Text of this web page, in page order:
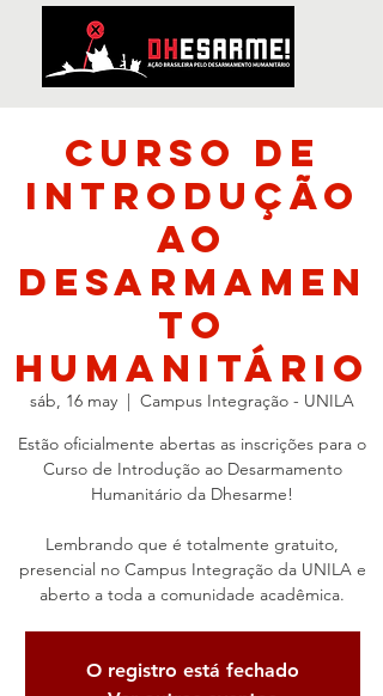
Curso de
Introdução
ao
Desarmamen
to
Humanitário
sáb, 16 may
  |
Campus Integração - UNILA
Estão oficialmente abertas as inscrições para o
Curso de Introdução ao Desarmamento
Humanitário da Dhesarme!
Lembrando que é totalmente gratuito,
presencial no Campus Integração da UNILA e
aberto a toda a comunidade acadêmica.
O registro está fechado